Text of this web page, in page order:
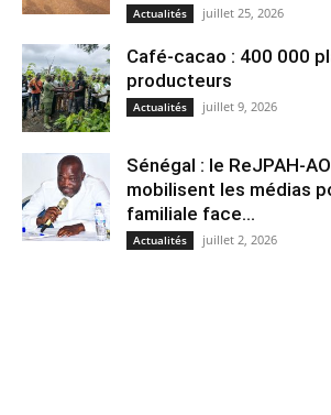
Actualités juillet 25, 2026
Café-cacao : 400 000
producteurs
Actualités juillet 9, 2026
Sénégal : le ReJPAH-
mobilisent les médias
familiale face...
Actualités juillet 2, 2026